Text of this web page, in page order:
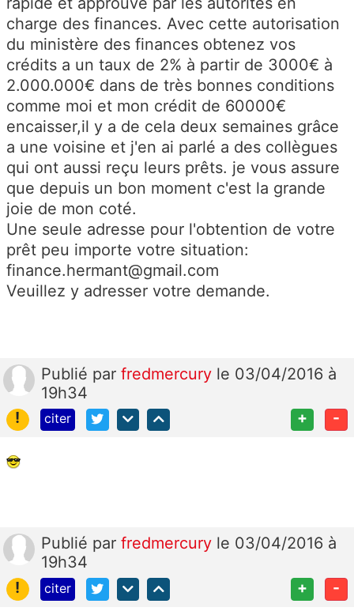
charge des finances. Avec cette autorisation
du ministère des finances obtenez vos
crédits a un taux de 2% à partir de 3000€ à
2.000.000€ dans de très bonnes conditions
comme moi et mon crédit de 60000€
encaisser,il y a de cela deux semaines grâce
a une voisine et j'en ai parlé a des collègues
qui ont aussi reçu leurs prêts. je vous assure
que depuis un bon moment c'est la grande
joie de mon coté.
Une seule adresse pour l'obtention de votre
prêt peu importe votre situation:
finance.hermant@gmail.com
Veuillez y adresser votre demande.
Publié par fredmercury le 03/04/2016 à
19h34
!
citer + -
Publié par fredmercury le 03/04/2016 à
19h34
!
citer + -